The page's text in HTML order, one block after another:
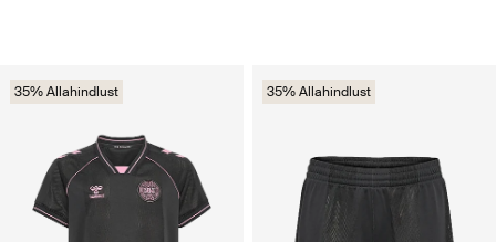
35% Allahindlust 35% Allahindlust